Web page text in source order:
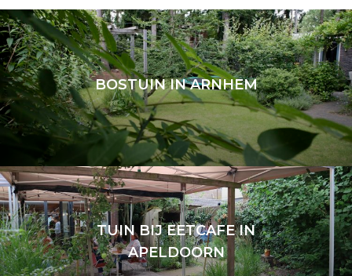
BOSTUIN IN ARNHEM
BOSTUIN IN ARNHEM
Arnhem
TUIN BIJ EETCAFE IN
APELDOORN